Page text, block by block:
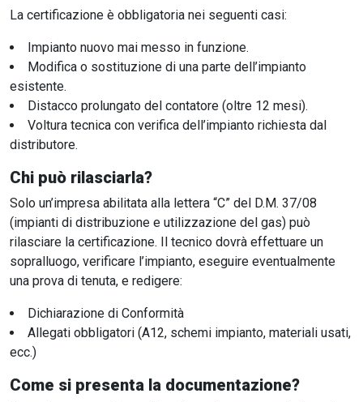
La certificazione è obbligatoria nei seguenti casi:
Impianto nuovo mai messo in funzione.
Modifica o sostituzione di una parte dell’impianto
esistente.
Distacco prolungato del contatore (oltre 12 mesi).
Voltura tecnica con verifica dell’impianto richiesta dal
distributore.
Chi può rilasciarla?
Solo un’impresa abilitata alla lettera “C” del D.M. 37/08
(impianti di distribuzione e utilizzazione del gas) può
rilasciare la certificazione. Il tecnico dovrà effettuare un
sopralluogo, verificare l’impianto, eseguire eventualmente
una prova di tenuta, e redigere:
Dichiarazione di Conformità
Allegati obbligatori (A12, schemi impianto, materiali usati,
ecc.)
Come si presenta la documentazione?